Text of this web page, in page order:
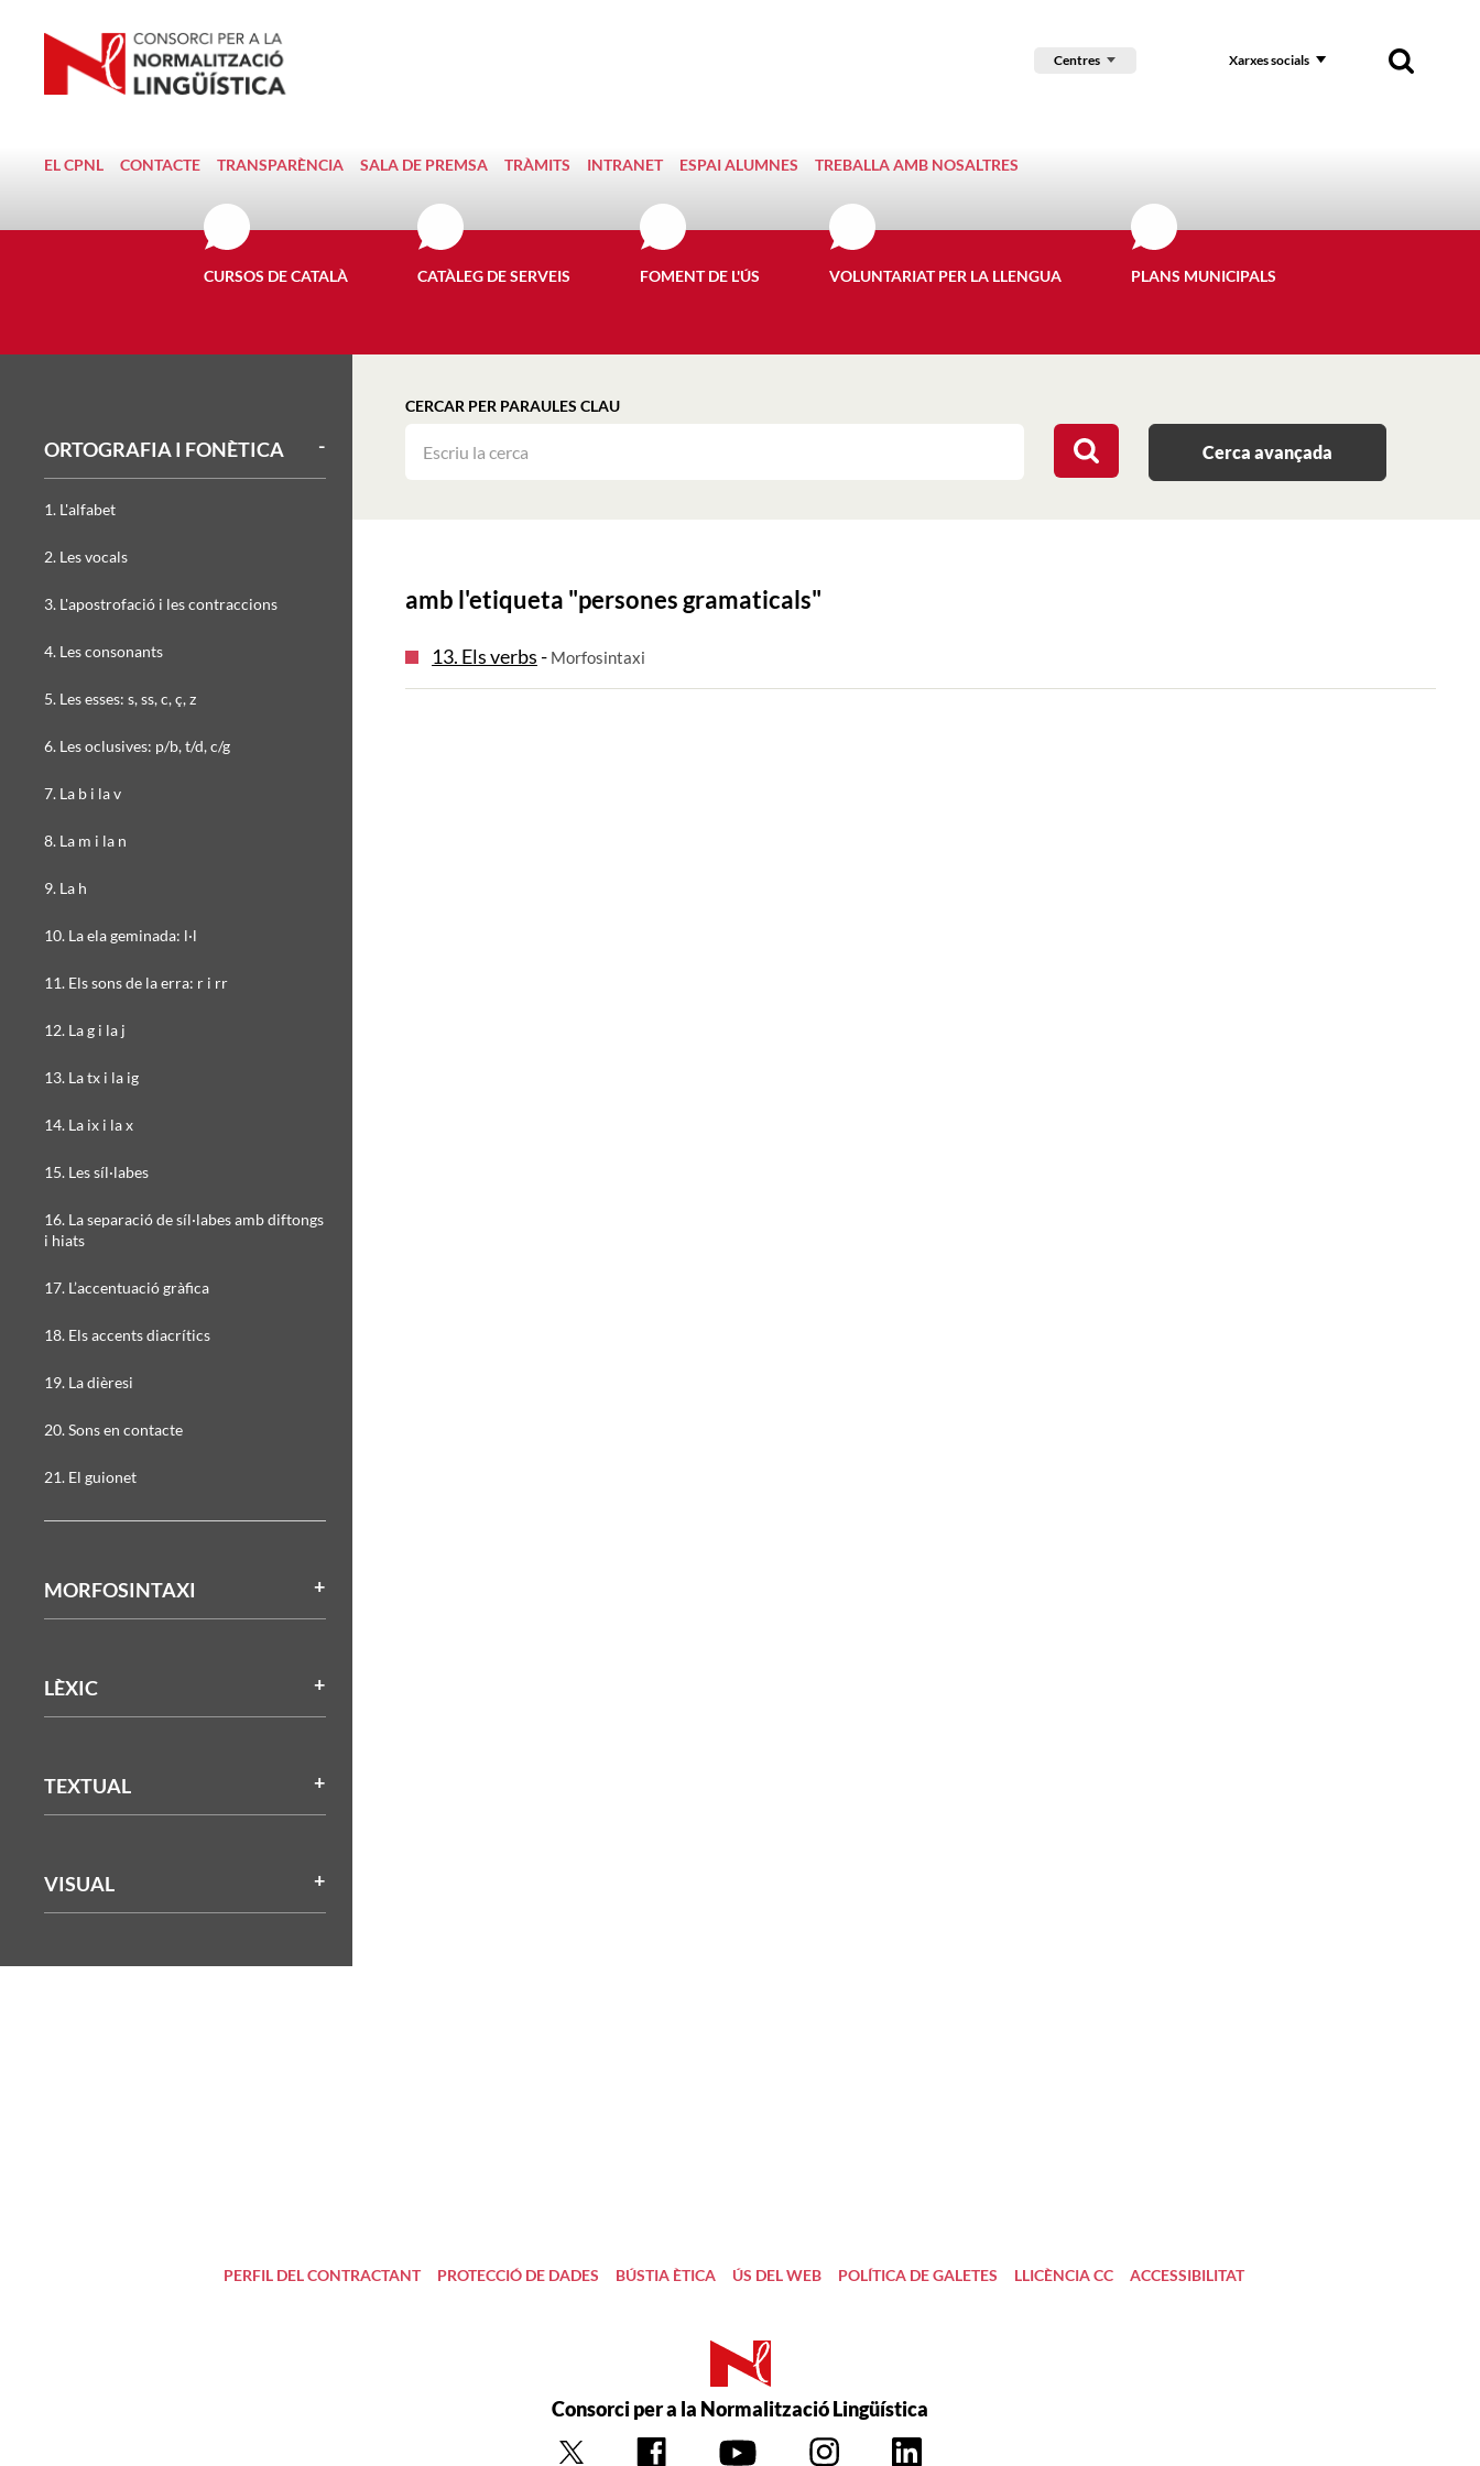
Centres Xarxes socials
EL CPNL CONTACTE TRANSPARÈNCIA SALA DE PREMSA TRÀMITS INTRANET ESPAI ALUMNES TREBALLA AMB NOSALTRES
CURSOS DE CATALÀ CATÀLEG DE SERVEIS FOMENT DE L'ÚS VOLUNTARIAT PER LA LLENGUA PLANS MUNICIPALS
CERCAR PER PARAULES CLAU
Cerca avançada
amb l'etiqueta "persones gramaticals"
13. Els verbs- Morfosintaxi
ORTOGRAFIA I FONÈTICA
1. L'alfabet
2. Les vocals
3. L'apostrofació i les contraccions
4. Les consonants
5. Les esses: s, ss, c, ç, z
6. Les oclusives: p/b, t/d, c/g
7. La b i la v
8. La m i la n
9. La h
10. La ela geminada: l·l
11. Els sons de la erra: r i rr
12. La g i la j
13. La tx i la ig
14. La ix i la x
15. Les síl·labes
16. La separació de síl·labes amb diftongs
i hiats
17. L’accentuació gràfica
18. Els accents diacrítics
19. La dièresi
20. Sons en contacte
21. El guionet
MORFOSINTAXI
LÈXIC
TEXTUAL
VISUAL
PERFIL DEL CONTRACTANT PROTECCIÓ DE DADES BÚSTIA ÈTICA ÚS DEL WEB POLÍTICA DE GALETES LLICÈNCIA CC ACCESSIBILITAT
Consorci per a la Normalització Lingüística